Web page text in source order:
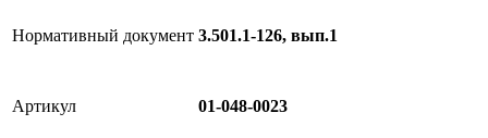
Нормативный документ 3.501.1-126, вып.1
Артикул 01-048-0023